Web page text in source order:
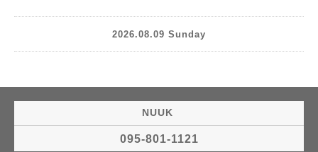
2026.08.09 Sunday
NUUK
095-801-1121